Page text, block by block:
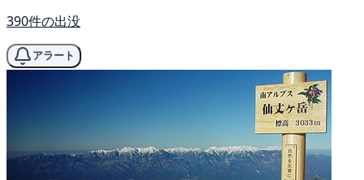
390件の出没
アラート